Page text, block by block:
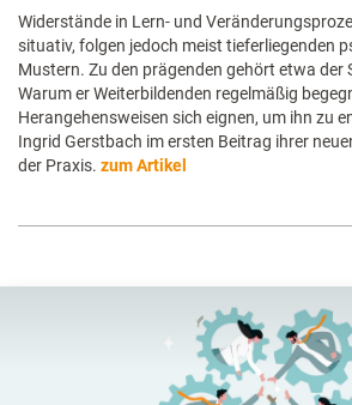
Widerstände in Lern- und
situativ, folgen jedoch meist tieferliegenden
Mustern. Zu den prägenden gehört etwa der
Warum er Weiterbildenden regelmäßig
Herangehensweisen sich eignen, um ihn zu
Ingrid Gerstbach im ersten Beitrag ihrer
der Praxis. zum Artikel